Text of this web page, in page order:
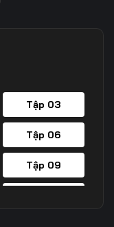
Tập 03
Tập 06
Tập 09